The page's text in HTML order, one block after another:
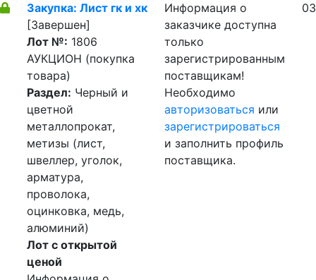
Закупка: Лист гк и хк
[Завершен]
Лот №: 1806
АУКЦИОН (покупка
товара)
Раздел: Черный и
цветной
металлопрокат,
метизы (лист,
швеллер, уголок,
арматура,
проволока,
оцинковка, медь,
алюминий)
Лот с открытой
ценой
Информация о
заказчике доступна
только
зарегистрированным
поставщикам!
Необходимо
авторизоваться или
зарегистрироваться
и заполнить профиль
поставщика.